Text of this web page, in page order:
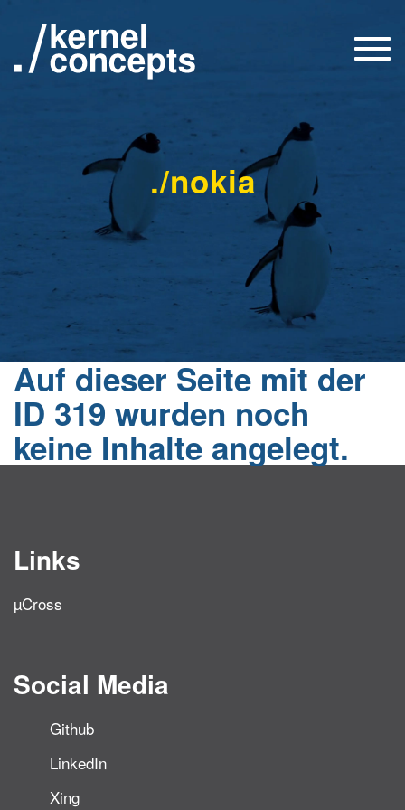
./nokia
Auf dieser Seite mit der
ID 319 wurden noch
keine Inhalte angelegt.
Links
µCross
Social Media
Github
LinkedIn
Xing